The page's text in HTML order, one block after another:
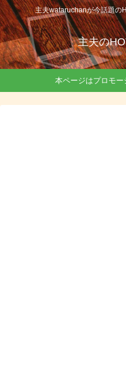
主夫wataruchanが今話題の
主夫の
本ページはプロモ